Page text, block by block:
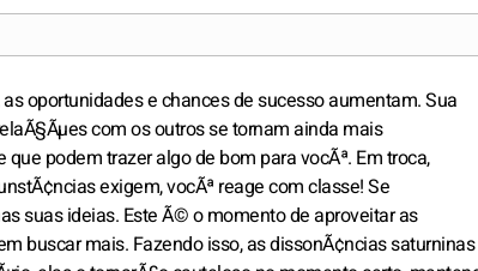
oportunidades e chances de sucesso aumentam. Sua
com os outros se tornam ainda mais
podem trazer algo de bom para vocÃª. Em troca,
exigem, vocÃª reage com classe! Se
suas ideias. Este Ã© o momento de aproveitar as
buscar mais. Fazendo isso, as dissonÃ¢ncias